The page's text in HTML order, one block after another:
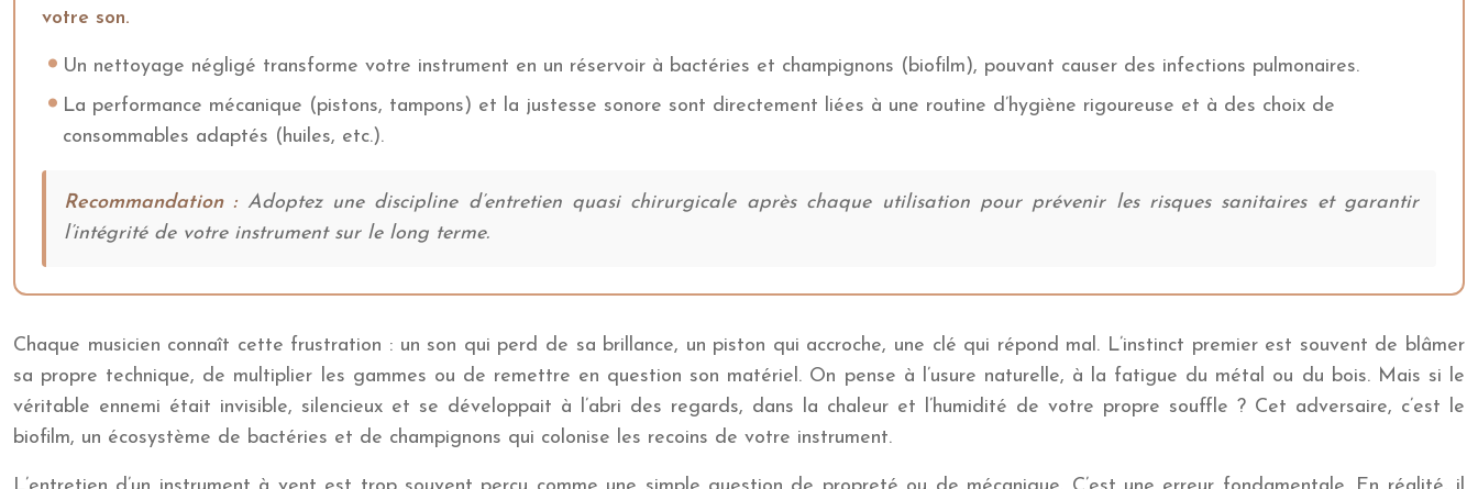
votre son.
Un nettoyage négligé transforme votre instrument en un réservoir à bactéries et champignons (biofilm), pouvant causer des infections pulmonaires.
La performance mécanique (pistons, tampons) et la justesse sonore sont directement liées à une routine d’hygiène rigoureuse et à des choix de
consommables adaptés (huiles, etc.).
Recommandation :Adoptez une discipline d’entretien quasi chirurgicale après chaque utilisation pour prévenir les risques sanitaires et garantir
l’intégrité de votre instrument sur le long terme.
Chaque musicien connaît cette frustration : un son qui perd de sa brillance, un piston qui accroche, une clé qui répond mal. L’instinct premier est souvent de blâmer
sa propre technique, de multiplier les gammes ou de remettre en question son matériel. On pense à l’usure naturelle, à la fatigue du métal ou du bois. Mais si le
véritable ennemi était invisible, silencieux et se développait à l’abri des regards, dans la chaleur et l’humidité de votre propre souffle ? Cet adversaire, c’est le
biofilm, un écosystème de bactéries et de champignons qui colonise les recoins de votre instrument.